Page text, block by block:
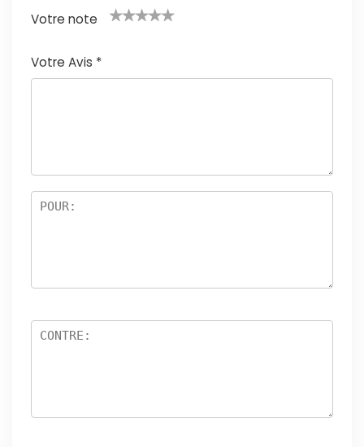
Votre note
t
5
s
5
Votre Avis *